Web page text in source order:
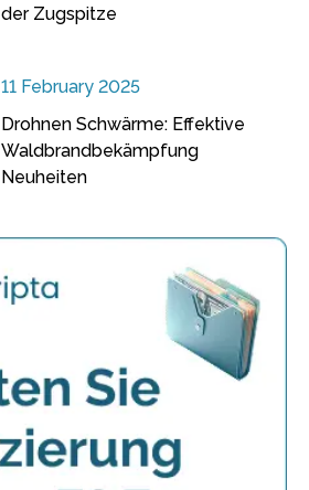
der Zugspitze
11 February 2025
Drohnen Schwärme: Effektive
Waldbrandbekämpfung
Neuheiten